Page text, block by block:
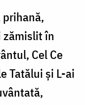
prihană,
zămislit în
Cel Ce
Tatălui şi L-ai